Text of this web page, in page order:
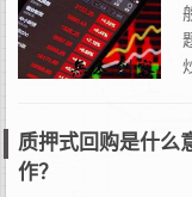
质押式回购是什么
作？